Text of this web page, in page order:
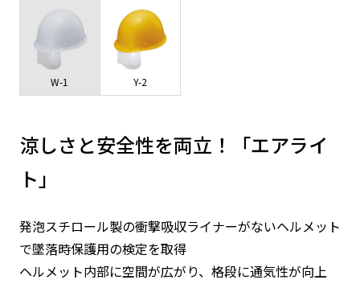
W-1 Y-2
涼しさと安全性を両立！「エアライ
ト」
発泡スチロール製の衝撃吸収ライナーがないヘルメット
で墜落時保護用の検定を取得
ヘルメット内部に空間が広がり、格段に通気性が向上